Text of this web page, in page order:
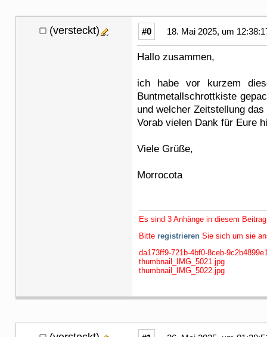
(versteckt) #0 18. Mai 2025, um
Hallo zusammen,
ich habe vor kurzem
Buntmetallschrottkiste
und welcher Zeitstellung
Vorab vielen Dank für Eure
Viele Grüße,
Morrocota
Es sind 3 Anhänge in diesem
Bitte registrieren Sie sich um sie
da173ff9-721b-4bf0-8ceb-
thumbnail_IMG_5021.jpg
thumbnail_IMG_5022.jpg